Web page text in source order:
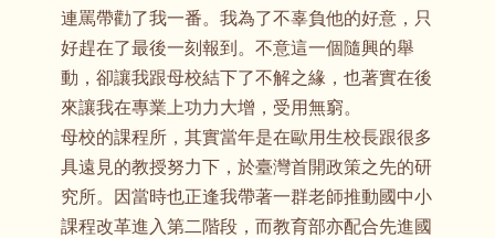
連罵帶勸了我一番。我為了不辜負他的好意，只
好趕在了最後一刻報到。不意這一個隨興的舉
動，卻讓我跟母校結下了不解之緣，也著實在後
來讓我在專業上功力大增，受用無窮。
母校的課程所，其實當年是在歐用生校長跟很多
具遠見的教授努力下，於臺灣首開政策之先的研
究所。因當時也正逢我帶著一群老師推動國中小
課程改革進入第二階段，而教育部亦配合先進國